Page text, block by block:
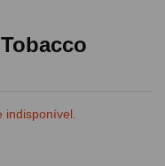
indisponível.